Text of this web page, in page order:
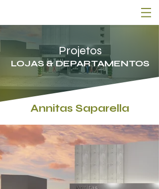
LOJAS & DEPARTAMENTOS
Projetos
Annitas Saparella